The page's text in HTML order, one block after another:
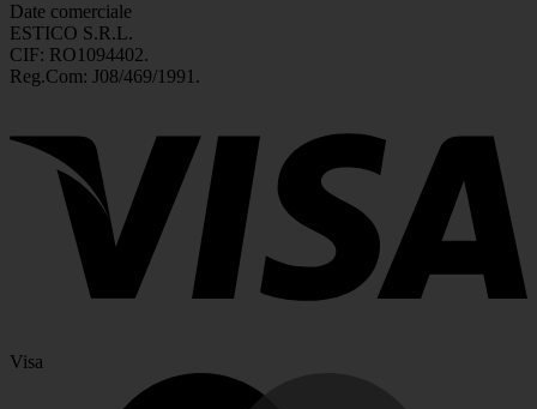
Date comerciale
ESTICO S.R.L.
CIF: RO1094402.
Reg.Com: J08/469/1991.
Visa